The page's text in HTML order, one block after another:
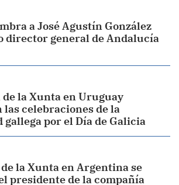
a José Agustín González
director general de Andalucía
de la Xunta en Uruguay
celebraciones de la
por el Día de Galicia
la Xunta en Argentina se
presidente de la compañía